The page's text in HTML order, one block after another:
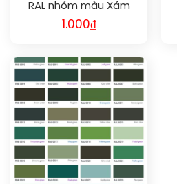
RAL nhóm màu Xám
mới nhất | Chuẩn màu
quốc tế, bền đẹp cho
nghiệp
1.000₫